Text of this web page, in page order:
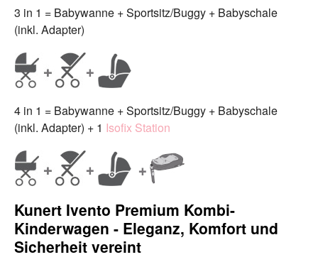
3 in 1 = Babywanne + Sportsitz/Buggy + Babyschale
(inkl. Adapter)
4 in 1 = Babywanne + Sportsitz/Buggy + Babyschale
(inkl. Adapter) + 1 Isofix Station
Kunert Ivento Premium Kombi-
Kinderwagen - Eleganz, Komfort und
Sicherheit vereint